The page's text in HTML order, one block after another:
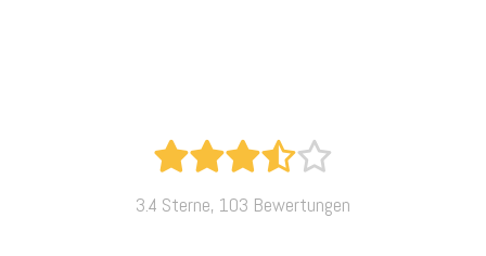
3.4 Sterne, 103 Bewertungen